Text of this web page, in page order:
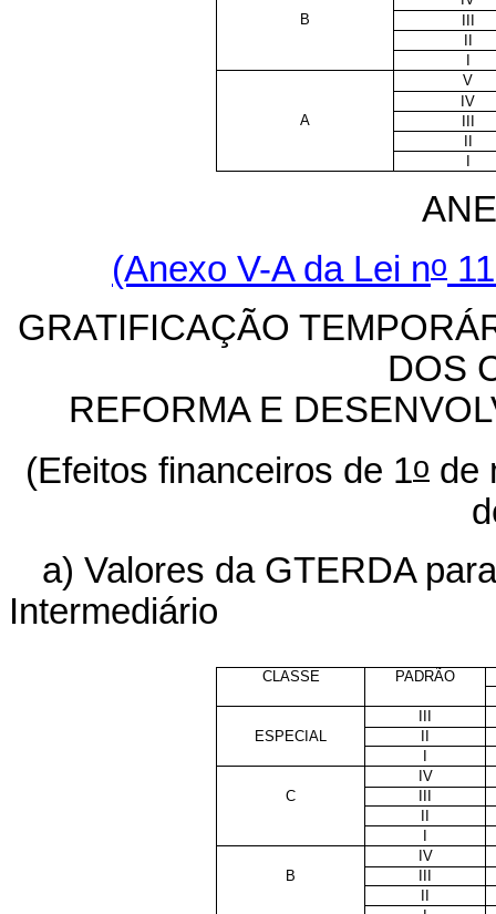
B
V
IV
A
(Anexo V-A da Lei no
GRATIFICAÇÃO
DOS
REFORMA E
(Efeitos financeiros de 1o de
a) Valores da GTERDA
Intermediário
CLASSE PADRÃO
ESPECIAL
IV
C
IV
B